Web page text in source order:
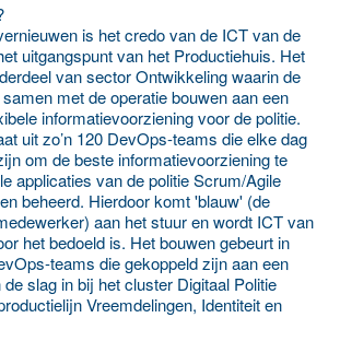
is het credo van de ICT van de
uitgangspunt van het Productiehuis. Het
van sector Ontwikkeling waarin de
met de operatie bouwen aan een
informatievoorziening voor de politie.
uit zo’n 120 DevOps-teams die elke dag
om de beste informatievoorziening te
applicaties van de politie Scrum/Agile
beheerd. Hierdoor komt 'blauw' (de
aan het stuur en wordt ICT van
het bedoeld is. Het bouwen gebeurt in
teams die gekoppeld zijn aan een
slag in bij het cluster Digitaal Politie
Vreemdelingen, Identiteit en